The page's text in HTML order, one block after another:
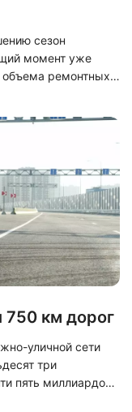
сезон
момент уже
объема ремонтных
количество
снижения
В различных
объектов
Среди
маг
750 км дорог
уличной сети
три
пять миллиардов